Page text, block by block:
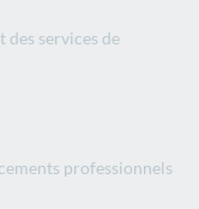
des services de
professionnels